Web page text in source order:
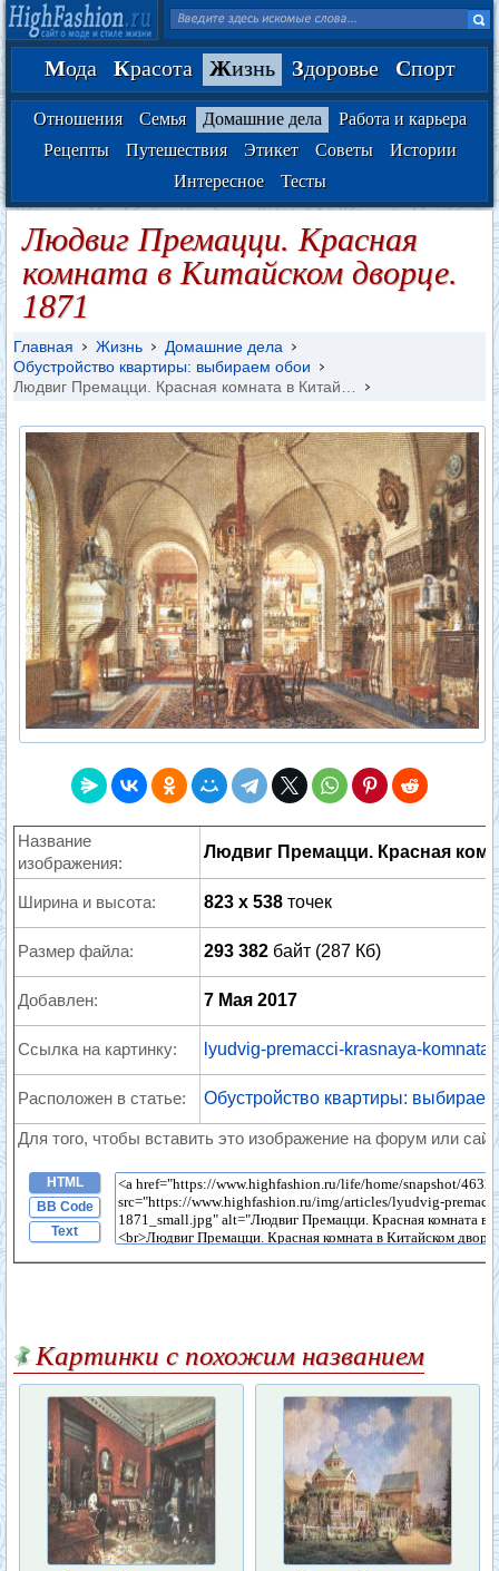
Мода Красота Жизнь Здоровье Спорт
Отношения Семья Домашние дела
Работа и карьера
Рецепты
Путешествия Этикет Советы
Истории
Интересное
Тесты
Людвиг Премацци. Красная
комната в Китайском дворце.
1871
Главная Жизнь
Домашние дела
Обустройство квартиры: выбираем обои
Людвиг Премацци. Красная комната в Китай…
Название
изображения:
Людвиг Премацци. Красная
Ширина и высота: 823 x 538 точек
Размер файла: 293 382 байт (287 Кб)
Добавлен: 7 Мая 2017
Ссылка на картинку: lyudvig-premacci-krasnaya-
Расположен в статье: Обустройство квартиры:
Для того, чтобы вставить это изображение на форум или
HTML
BB Code
Text
Картинки с похожим названием